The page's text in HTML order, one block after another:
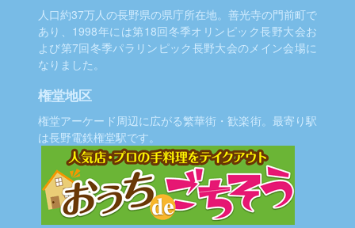
人口約37万人の長野県の県庁所在地。善光寺の門前町で
あり、1998年には第18回冬季オリンピック長野大会お
よび第7回冬季パラリンピック長野大会のメイン会場に
なりました。
権堂地区
権堂アーケード周辺に広がる繁華街・歓楽街。最寄り駅
は長野電鉄権堂駅です。